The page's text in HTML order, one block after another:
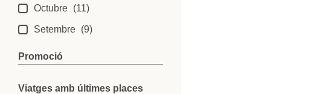
Octubre (11)
Setembre (9)
Promoció
Viatges amb últimes places